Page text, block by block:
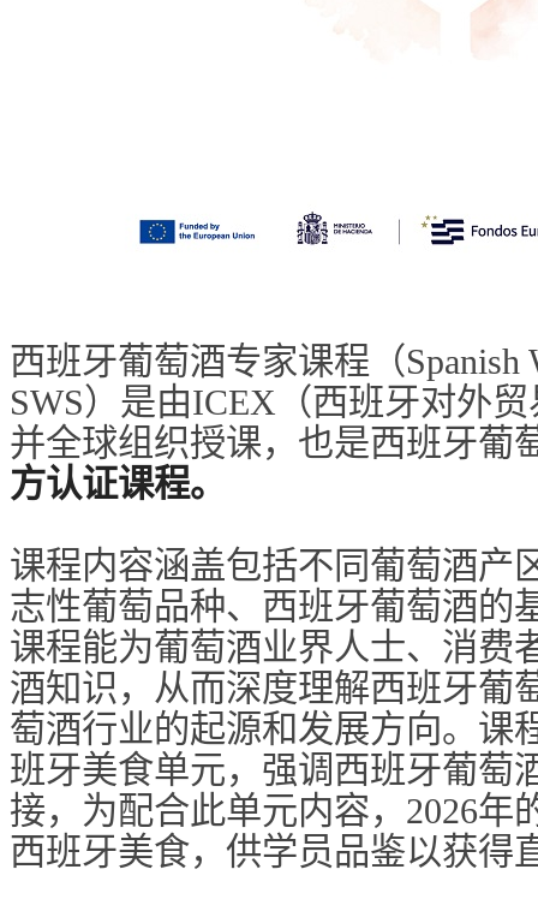
西班牙葡萄酒专家课程（Spanish
SWS）是由ICEX（西班牙对外
并全球组织授课，也是西班牙葡
方认证课程。
课程内容涵盖包括不同葡萄酒产
志性葡萄品种、西班牙葡萄酒的
课程能为葡萄酒业界人士、消费
酒知识，从而深度理解西班牙葡
萄酒行业的起源和发展方向。课
班牙美食单元，强调西班牙葡萄
接，为配合此单元内容，2026年
西班牙美食，供学员品鉴以获得